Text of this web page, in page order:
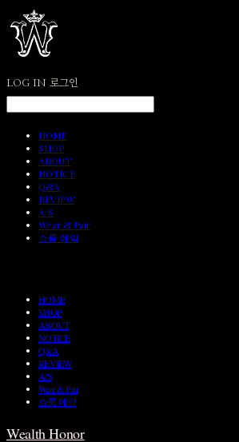
LOG IN 로그인
HOME
SHOP
ABOUT
NOTICE
Q&A
REVIEW
A/S
Wear & Pair
쇼룸 예약
HOME
SHOP
ABOUT
NOTICE
Q&A
REVIEW
A/S
Wear & Pair
쇼룸 예약
Wealth Honor